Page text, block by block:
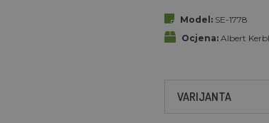
Model: SE-1778
Ocjena: Albert
VARIJANTA